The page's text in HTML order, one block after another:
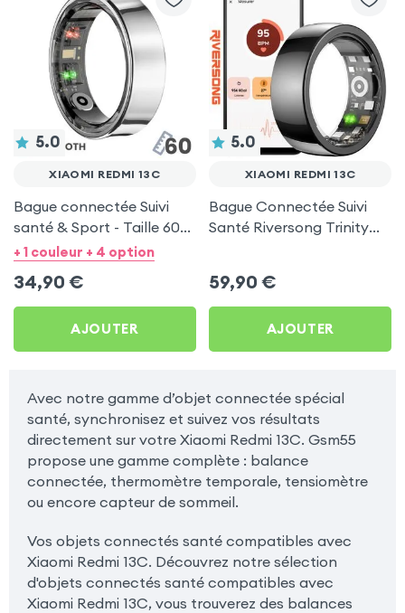
5.0
XIAOMI REDMI 13C
Bague connectée Suivi
santé & Sport - Taille 60
Argent
+ 1 couleur + 4 option
34,90 €
AJOUTER
5.0
XIAOMI REDMI 13C
Bague Connectée Suivi
Santé Riversong Trinity
59,90 €
AJOUTER
Avec notre gamme d’objet connectée spécial
santé, synchronisez et suivez vos résultats
directement sur votre Xiaomi Redmi 13C. Gsm55
propose une gamme complète : balance
connectée, thermomètre temporale, tensiomètre
ou encore capteur de sommeil.
Vos objets connectés santé compatibles avec
Xiaomi Redmi 13C. Découvrez notre sélection
d'objets connectés santé compatibles avec
Xiaomi Redmi 13C, vous trouverez des balances